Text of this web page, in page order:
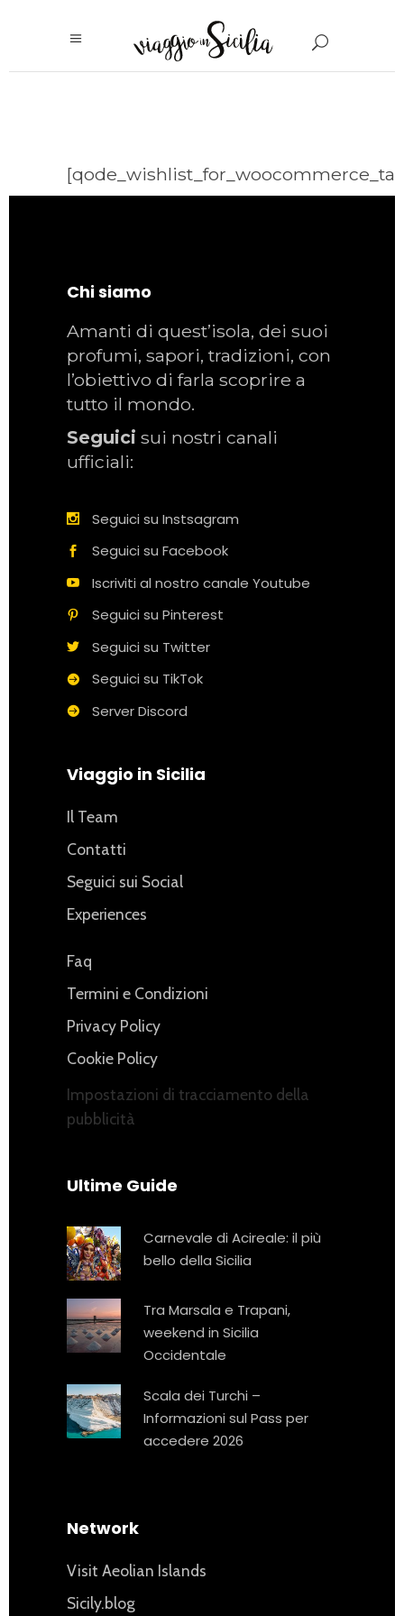
Chi siamo
Amanti di quest’isola, dei suoi
profumi, sapori, tradizioni, con
l’obiettivo di farla scoprire a
tutto il mondo.
Seguici sui nostri canali
ufficiali:
Seguici su Instsagram
Seguici su Facebook
Iscriviti al nostro canale Youtube
Seguici su Pinterest
Seguici su Twitter
Seguici su TikTok
Server Discord
Viaggio in Sicilia
Il Team
Contatti
Seguici sui Social
Experiences
Faq
Termini e Condizioni
Privacy Policy
Cookie Policy
Impostazioni di tracciamento della
pubblicità
Ultime Guide
Carnevale di Acireale: il più
bello della Sicilia
Tra Marsala e Trapani,
weekend in Sicilia
Occidentale
Scala dei Turchi –
Informazioni sul Pass per
accedere 2026
Network
Visit Aeolian Islands
Sicily.blog